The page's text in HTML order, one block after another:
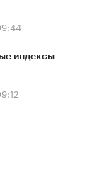
индексы